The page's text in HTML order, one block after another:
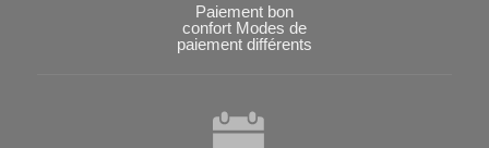
Paiement bon
confort Modes de
paiement différents